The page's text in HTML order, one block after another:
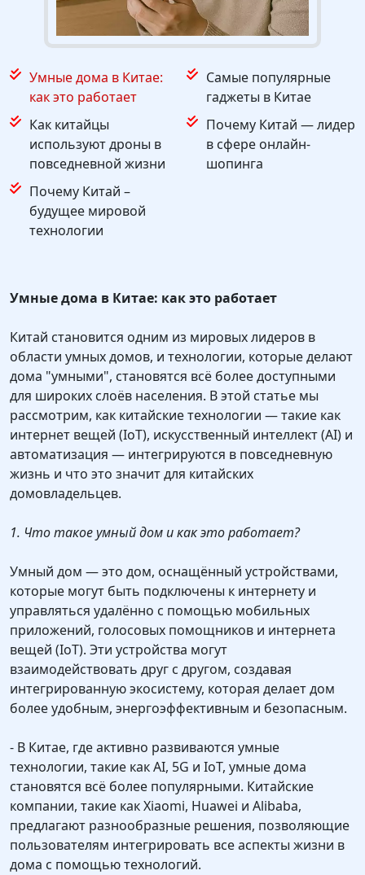
Умные дома в Китае:
как это работает
Самые популярные
гаджеты в Китае
Как китайцы
используют дроны в
повседневной жизни
Почему Китай — лидер
в сфере онлайн-
шопинга
Почему Китай –
будущее мировой
технологии
Умные дома в Китае: как это работает
Китай становится одним из мировых лидеров в
области умных домов, и технологии, которые делают
дома "умными", становятся всё более доступными
для широких слоёв населения. В этой статье мы
рассмотрим, как китайские технологии — такие как
интернет вещей (IoT), искусственный интеллект (AI) и
автоматизация — интегрируются в повседневную
жизнь и что это значит для китайских
домовладельцев.
1. Что такое умный дом и как это работает?
Умный дом — это дом, оснащённый устройствами,
которые могут быть подключены к интернету и
управляться удалённо с помощью мобильных
приложений, голосовых помощников и интернета
вещей (IoT). Эти устройства могут
взаимодействовать друг с другом, создавая
интегрированную экосистему, которая делает дом
более удобным, энергоэффективным и безопасным.
- В Китае, где активно развиваются умные
технологии, такие как AI, 5G и IoT, умные дома
становятся всё более популярными. Китайские
компании, такие как Xiaomi, Huawei и Alibaba,
предлагают разнообразные решения, позволяющие
пользователям интегрировать все аспекты жизни в
дома с помощью технологий.